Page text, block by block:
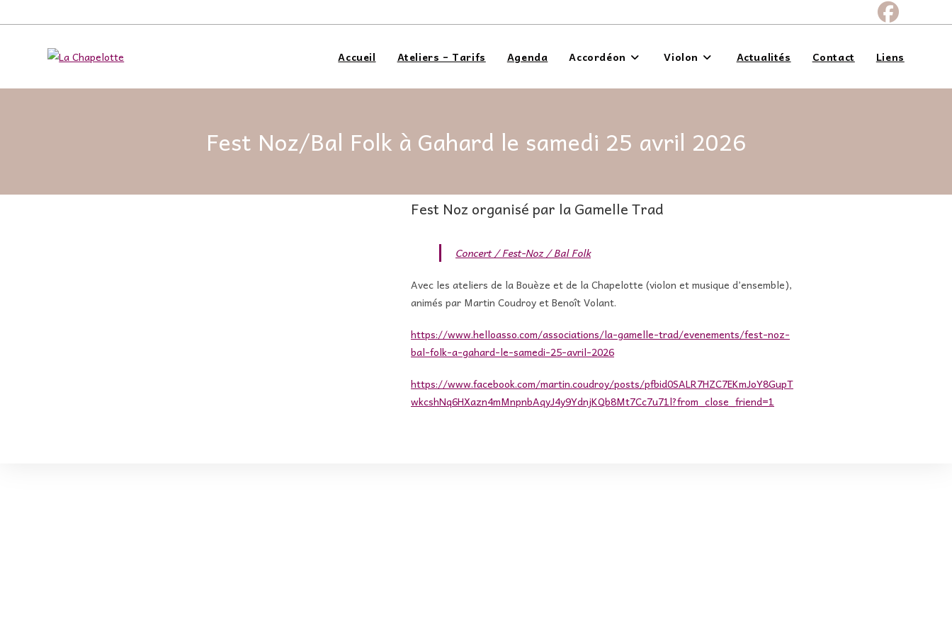
Accueil Ateliers – Tarifs Agenda Accordéon Violon Actualités Contact Liens
Fest Noz/Bal Folk à Gahard le samedi 25 avril 2026
Fest Noz organisé par la Gamelle Trad
Concert / Fest-Noz / Bal Folk
Avec les ateliers de la Bouèze et de la Chapelotte (violon et musique d’ensemble),
animés par Martin Coudroy et Benoît Volant.
https://www.helloasso.com/associations/la-gamelle-trad/evenements/fest-noz-
bal-folk-a-gahard-le-samedi-25-avril-2026
https://www.facebook.com/martin.coudroy/posts/pfbid0SALR7HZC7EKmJoY8GupT
wkcshNq6HXazn4mMnpnbAqyJ4y9YdnjKQb8Mt7Cc7u71l?from_close_friend=1